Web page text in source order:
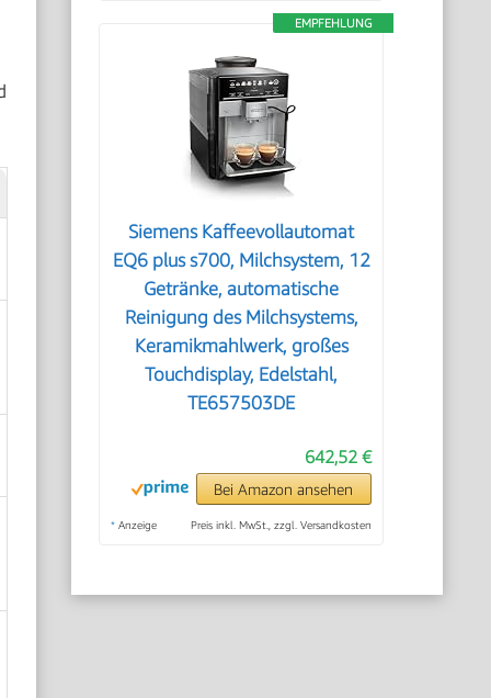
EMPFEHLUNG
Siemens Kaffeevollautomat
EQ6 plus s700, Milchsystem, 12
Getränke, automatische
Reinigung des Milchsystems,
Keramikmahlwerk, großes
Touchdisplay, Edelstahl,
TE657503DE
642,52 €
Bei Amazon ansehen
* Anzeige Preis inkl. MwSt., zzgl. Versandkosten